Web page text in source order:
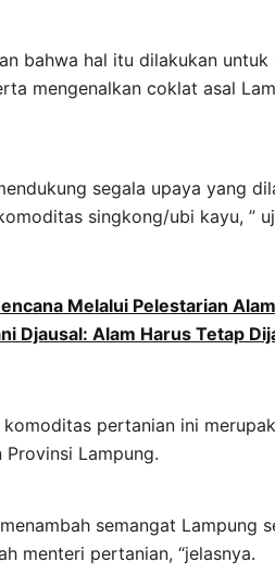
bahwa hal itu dilakukan untuk
mengenalkan coklat asal
segala upaya yang
singkong/ubi kayu, ”
Melalui Pelestarian
Djausal: Alam Harus Tetap
pertanian ini
Lampung.
semangat Lampung
menteri pertanian, “jelasnya.